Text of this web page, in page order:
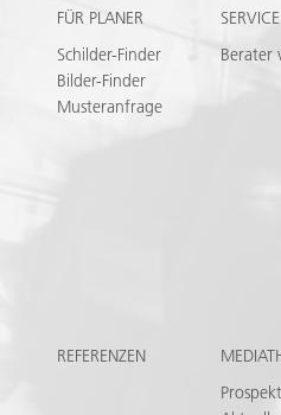
FÜR PLANER
Schilder-Finder
Bilder-Finder
Musteranfrage
SERVICE
Berater
REFERENZEN